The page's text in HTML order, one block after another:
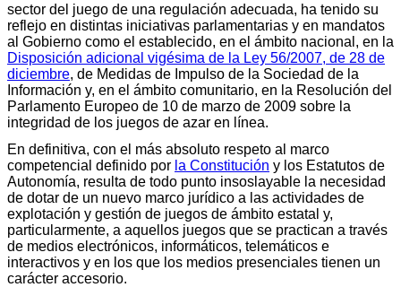
sector del juego de una regulación adecuada, ha tenido su
reflejo en distintas iniciativas parlamentarias y en mandatos
al Gobierno como el establecido, en el ámbito nacional, en la
Disposición adicional vigésima de la Ley 56/2007, de 28 de
diciembre, de Medidas de Impulso de la Sociedad de la
Información y, en el ámbito comunitario, en la Resolución del
Parlamento Europeo de 10 de marzo de 2009 sobre la
integridad de los juegos de azar en línea.
En definitiva, con el más absoluto respeto al marco
competencial definido por la Constitución y los Estatutos de
Autonomía, resulta de todo punto insoslayable la necesidad
de dotar de un nuevo marco jurídico a las actividades de
explotación y gestión de juegos de ámbito estatal y,
particularmente, a aquellos juegos que se practican a través
de medios electrónicos, informáticos, telemáticos e
interactivos y en los que los medios presenciales tienen un
carácter accesorio.